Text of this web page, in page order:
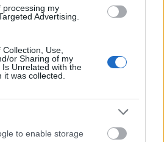
processing my
Advertising.
Use,
or Sharing of my
Unrelated with the
was collected.
to enable storage
információkat (például,
és elirányít a
és gyakran a beszélgetés
felmérést is végez a
hála már egyre inkább
körében a mesterséges
vívmányai, ígyne féljünk ezt